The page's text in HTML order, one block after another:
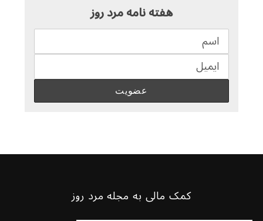
هفته نامه مرد روز
کمک مالی به مجله مرد روز